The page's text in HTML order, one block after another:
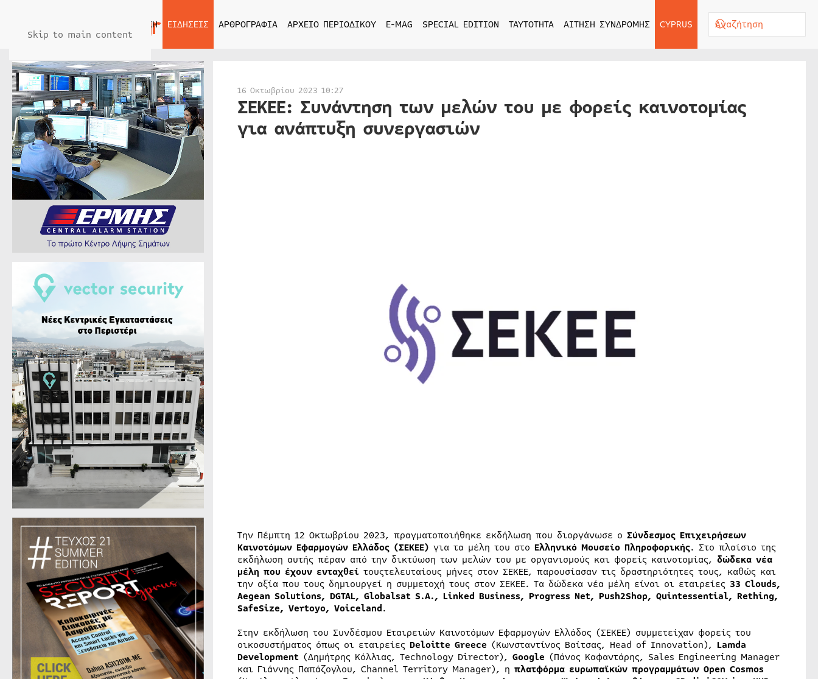
Skip to main content
ΑΡΧΙΚΗ ΕΙΔΗΣΕΙΣ ΑΡΘΡΟΓΡΑΦΙΑ ΑΡΧΕΙΟ ΠΕΡΙΟΔΙΚΟΥ E-MAG SPECIAL EDITION ΤΑΥΤΟΤΗΤΑ ΑΙΤΗΣΗ ΣΥΝΔΡΟΜΗΣ CYPRUS
16 Οκτωβρίου 2023 10:27
ΣΕΚΕΕ: Συνάντηση των μελών του με φορείς καινοτομίας
για ανάπτυξη συνεργασιών
Την Πέμπτη 12 Οκτωβρίου 2023, πραγματοποιήθηκε εκδήλωση που διοργάνωσε ο Σύνδεσμος Επιχειρήσεων
Καινοτόμων Εφαρμογών Ελλάδος (ΣΕΚΕΕ) για τα μέλη του στο Ελληνικό Μουσείο Πληροφορικής. Στο πλαίσιο της
εκδήλωση αυτής πέραν από την δικτύωση των μελών του με οργανισμούς και φορείς καινοτομίας, δώδεκα νέα
μέλη που έχουν ενταχθεί τουςτελευταίους μήνες στον ΣΕΚΕΕ, παρουσίασαν τις δραστηριότητες τους, καθώς και
την αξία που τους δημιουργεί η συμμετοχή τους στον ΣΕΚΕΕ. Τα δώδεκα νέα μέλη είναι οι εταιρείες 33 Clouds,
Aegean Solutions, DGTAL, Globalsat S.A., Linked Business, Progress Net, Push2Shop, Quintessential, Rething,
SafeSize, Vertoyo, Voiceland.
Στην εκδήλωση του Συνδέσμου Εταιρειών Καινοτόμων Εφαρμογών Ελλάδος (ΣΕΚΕΕ) συμμετείχαν φορείς του
οικοσυστήματος όπως οι εταιρείες Deloitte Greece (Κωνσταντίνος Βαίτσας, Head of Innovation), Lamda
Development (Δημήτρης Κόλλιας, Technology Director), Google (Πάνος Καφαντάρης, Sales Engineering Manager
και Γιάννης Παπάζογλου, Channel Territory Manager), η πλατφόρμα ευρωπαϊκών προγραμμάτων Open Cosmos